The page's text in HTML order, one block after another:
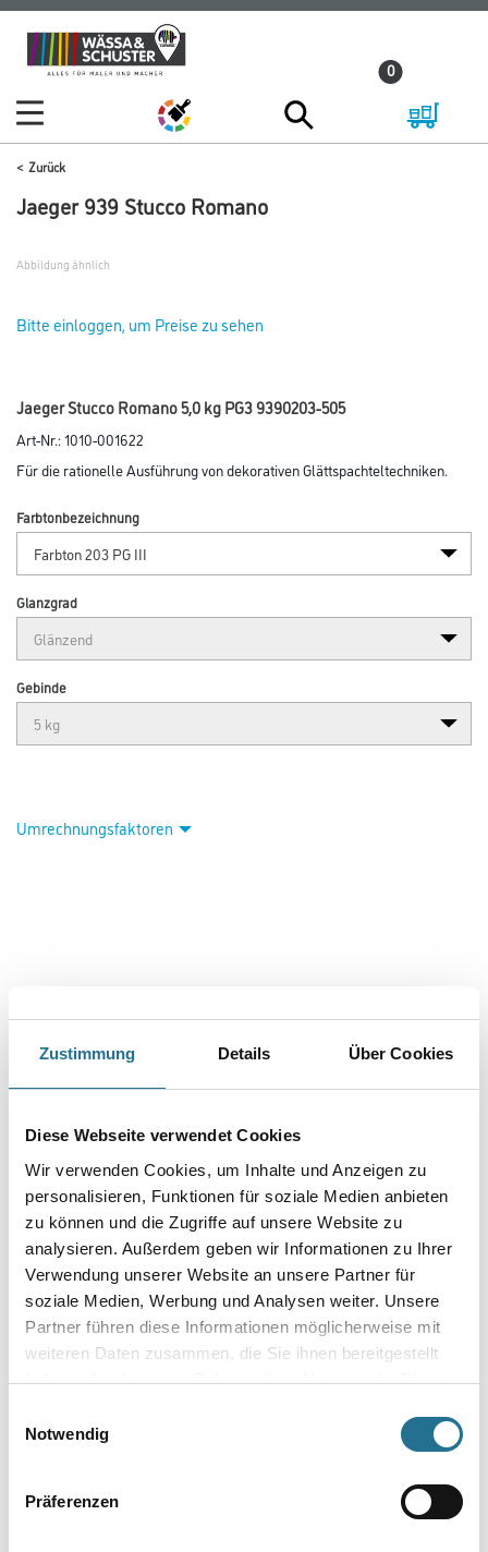
Zustimmung Details Über Cookies
Diese Webseite verwendet Cookies
Wir verwenden Cookies, um Inhalte und Anzeigen zu
personalisieren, Funktionen für soziale Medien anbieten
zu können und die Zugriffe auf unsere Website zu
analysieren. Außerdem geben wir Informationen zu Ihrer
Verwendung unserer Website an unsere Partner für
soziale Medien, Werbung und Analysen weiter. Unsere
Partner führen diese Informationen möglicherweise mit
weiteren Daten zusammen, die Sie ihnen bereitgestellt
haben oder die sie im Rahmen Ihrer Nutzung der Dienste
Notwendig
Präferenzen
Zum
Inhalt
Zum
Navigationsmenü
0
Zurück
Jaeger 939 Stucco Romano
Abbildung ähnlich
Bitte einloggen, um Preise zu sehen
Jaeger Stucco Romano 5,0 kg PG3 9390203-505
Art-Nr.:1010-001622
Für die rationelle Ausführung von dekorativen Glättspachteltechniken.
Farbtonbezeichnung
Glanzgrad
Gebinde
Umrechnungsfaktoren
Produkteigenschaft
- Mit marmorartiger Tiefenlichtwirkung
- Mineralisch pigmentiert
Verarbeitungstemp./Luftfeuchte
Während der gesamten Verarbeitungs- und Trocknungszeit darf
die Werkstoff-, Untergrund- und Lufttemperatur 8°C nicht unter-
und
30°C nicht überschreiten. Die Luftfeuchtigkeit sollte während der
gesamten Zeit zwischen 30 % r.F. und 75 % r.F. liegen.
200 g